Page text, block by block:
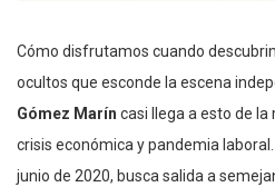
Cómo disfrutamos cuando
ocultos que esconde la escena
Gómez Marín casi llega a esto de
crisis económica y pandemia
junio de 2020, busca salida a